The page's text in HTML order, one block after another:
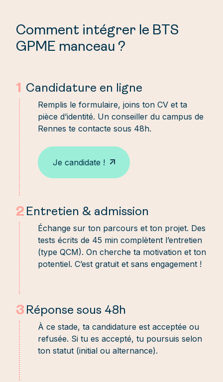
81.3% de présentation aux
examens
Comment intégrer le BTS
GPME manceau ?
1 Candidature en ligne
Remplis le formulaire, joins ton CV et ta
pièce d’identité. Un conseiller du campus de
Rennes te contacte sous 48h.
Je candidate !
2 Entretien & admission
Échange sur ton parcours et ton projet. Des
tests écrits de 45 min complètent l’entretien
(type QCM). On cherche ta motivation et ton
potentiel. C’est gratuit et sans engagement !
3 Réponse sous 48h
À ce stade, ta candidature est acceptée ou
refusée. Si tu es accepté, tu poursuis selon
ton statut (initial ou alternance).